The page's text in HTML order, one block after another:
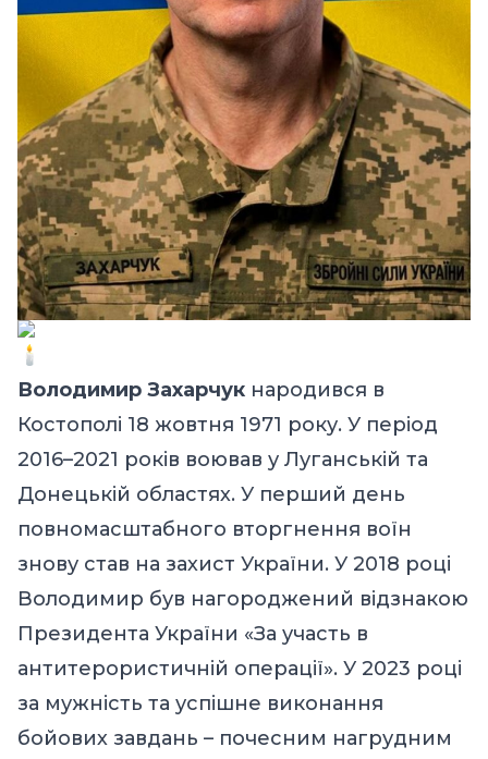
Володимир Захарчук народився в
Костополі 18 жовтня 1971 року. У період
2016–2021 років воював у Луганській та
Донецькій областях. У перший день
повномасштабного вторгнення воїн
знову став на захист України. У 2018 році
Володимир був нагороджений відзнакою
Президента України «За участь в
антитерористичній операції». У 2023 році
за мужність та успішне виконання
бойових завдань – почесним нагрудним